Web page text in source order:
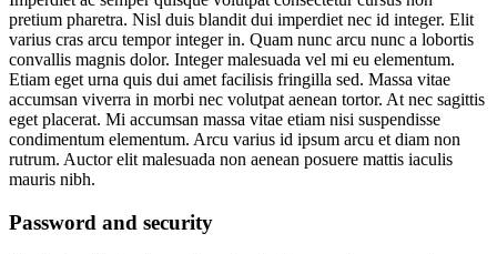
pretium pharetra. Nisl duis blandit dui imperdiet nec id integer. Elit
varius cras arcu tempor integer in. Quam nunc arcu nunc a lobortis
convallis magnis dolor. Integer malesuada vel mi eu elementum.
Etiam eget urna quis dui amet facilisis fringilla sed. Massa vitae
accumsan viverra in morbi nec volutpat aenean tortor. At nec sagittis
eget placerat. Mi accumsan massa vitae etiam nisi suspendisse
condimentum elementum. Arcu varius id ipsum arcu et diam non
rutrum. Auctor elit malesuada non aenean posuere mattis iaculis
mauris nibh.
Password and security